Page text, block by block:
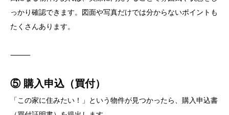
っかり確認できます。図面や写真だけでは分からないポイントも
たくさんあります。
⸻
⑤ 購入申込（買付）
「この家に住みたい！」という物件が見つかったら、購入申込書